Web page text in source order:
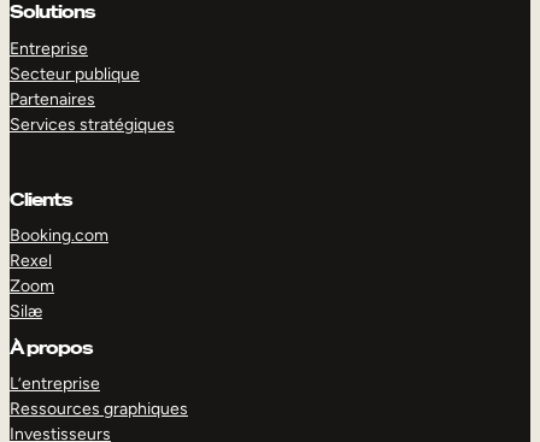
Solutions
Entreprise
Secteur publique
Partenaires
Services stratégiques
Clients
Booking.com
Rexel
Zoom
Silæ
À propos
L’entreprise
Ressources graphiques
Investisseurs